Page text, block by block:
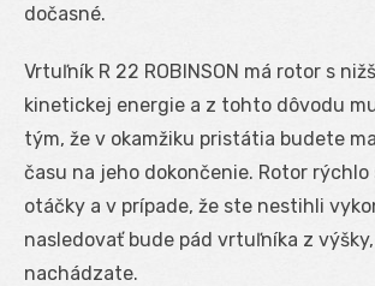
dočasné.
Vrtuľník R 22 ROBINSON má rotor s
kinetickej energie a z tohto dôvodu
tým, že v okamžiku pristátia budete
času na jeho dokončenie. Rotor
otáčky a v prípade, že ste nestihli
nasledovať bude pád vrtuľníka z
nachádzate.